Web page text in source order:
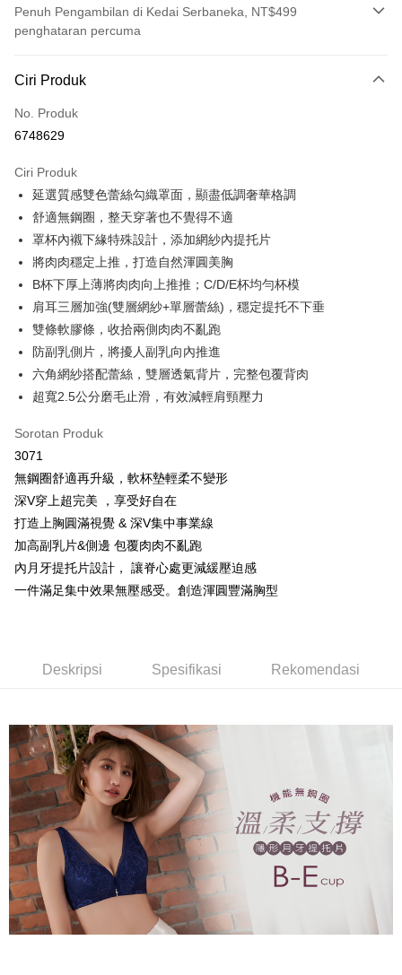
Penuh Pengambilan di Kedai Serbaneka, NT$499
penghataran percuma
Kad Kredit (Bayaran Penuh)
Pengambilan di Kedai Serbaneka
Apple Pay
JKOPAY
Easy Wallet
Plus PAY
[Terma Penggunaan untuk OP Pay Later]
Perkhidmatan ini disediakan oleh Taiwan Mobile dan tersedia untuk
akan mengarahkan anda secara automatik ke proses transaksi OP Pay
Later selepas pesanan dibuat. Anda perlu mengesahkan nombor telefon
akhir pembayaran. Transaksi akan dianggap selesai setelah pembayaran
disahkan.
Had kredit yang diluluskan, tempoh ansuran yang tersedia, dan yuran
yang dikenakan adalah tertakluk kepada maklumat yang dinyatakan
pada halaman pengesahan transaksi seterusnya.
peringkat "semakan manual", ini bermakna kriteria pemarkahan sistem
Pembayaran ansuran melalui OP Pay Later akan dibilkan secara
berasingan dan tidak termasuk dalam bil telekom anda. SMS peringatan
pembayaran akan dihantar selepas kitaran bil bulanan.
Selepas mengakses bil melalui pautan dalam SMS, anda boleh
menyelesaikan pembayaran anda melalui salah satu saluran berikut: kod
bar kedai serbaneka, kedai runcit Taiwan Mobile, pemindahan bank,
JKOPay, atau iPASS MONEY.
[Nota Penting]
Perkhidmatan ini disediakan oleh Taiwan Mobile Co., Ltd. (“Syarikat”),
AFTEE
Deskripsi
1. Dengan memilih AFTEE sebagai kaedah pembayaran, mesej
pengesahan AFTEE akan muncul.
3. Tiada bayaran diperlukan apabila pesanan disahkan. Produk akan
dihantar ke alamat yang ditetapkan.
4. Setelah pesanan disahkan, anda akan menerima SMS pembayaran
manakala ahli aplikasi akan menerima pemberitahuan tolak aplikasi
AFTEE.
5. Tiada bayaran diperlukan apabila anda menerima produk. Sila buat
dalam talian dengan SMS pembayaran atau pemberitahuan tolak aplikasi
dan mendaftar sebagai ahli AFTEE boleh menikmati tempoh pembayaran
Tempoh pembayaran dikira dari masa kedai meminta pembayaran anda,
ditambah dengan bilangan hari yang boleh dilanjutkan oleh AFTEE. Anda
boleh melanjutkan tempoh pembayaran anda sebelum anda menerima
pesanan. Walau bagaimanapun, tiada jaminan bahawa anda boleh
menerima pesanan anda semasa tempoh pembayaran (cth.: produk
prapesanan atau produk yang mungkin mengambil masa yang lebih
lama untuk dihantar). Oleh itu, anda dikehendaki membuat pembayaran
kepada AFTEE dalam tempoh sama ada anda menerima pesanan.
Kedua, Sekatan Pembayaran
1. Jumlah yang diperakui untuk pengguna kali pertama boleh sehingga
NT$10,000. Amaun diperakui sebenar yang diluluskan akan berdasarkan
keputusan pensijilan dan semakan oleh AFTEE.
2. Amaun perbelanjaan minimum mestilah lebih besar daripada NT$20.
Hami Point
Deskripsi
「Hami Point」為中華電信所提供之點數服務，可於會員專區綁定中華電信
會員帳號後，即可在購物車使用 Hami Point 折抵消費金額 (1點等於1元)。
Pemindahan ATM
Tunai semasa Penghantaran
Pilihan Penghantaran
全家取貨付款
付款後全家取貨
萊爾富取貨付款
NT$80/pesanan | Penghantaran percuma untuk pesanan
NT$799 atau lebih
付款後萊爾富取貨
NT$80/pesanan | Penghantaran percuma untuk pesanan
NT$799 atau lebih
7-11取貨付款
NT$80/pesanan | Penghantaran percuma untuk pesanan
Ciri Produk
No. Produk
6748629
Ciri Produk
延選質感雙色蕾絲勾織罩面，顯盡低調奢華格調
舒適無鋼圈，整天穿著也不覺得不適
罩杯內襯下緣特殊設計，添加網紗內提托片
將肉肉穩定上推，打造自然渾圓美胸
B杯下厚上薄將肉肉向上推推；C/D/E杯均勻杯模
肩耳三層加強(雙層網紗+單層蕾絲)，穩定提托不下垂
雙條軟膠條，收拾兩側肉肉不亂跑
防副乳側片，將擾人副乳向內推進
六角網紗搭配蕾絲，雙層透氣背片，完整包覆背肉
超寬2.5公分磨毛止滑，有效減輕肩頸壓力
Sorotan Produk
3071
無鋼圈舒適再升級，軟杯墊輕柔不變形
深V穿上超完美 ，享受好自在
打造上胸圓滿視覺 & 深V集中事業線
加高副乳片&側邊 包覆肉肉不亂跑
內月牙提托片設計， 讓脊心處更減緩壓迫感
一件滿足集中效果無壓感受。創造渾圓豐滿胸型
Deskripsi Spesifikasi Rekomendasi